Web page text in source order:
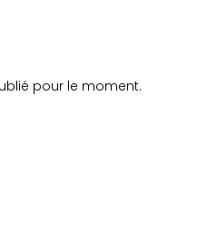
pour le moment.